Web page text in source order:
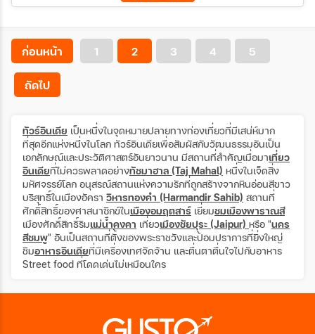
ก่อนหน้า 1 2 3 4 5
ถัดไป
ทัวร์อินเดีย เป็นหนึ่งในจุดหมายปลายทางท่องเที่ยวที่มีเสน่ห์มาก
ที่สุดอีกแห่งหนึ่งในโลก ทัวร์อินเดียเพื่อสัมผัสกับวัฒนธรรมอันเป็น
เอกลักษณ์และประวัติศาสตร์อันยาวนาน มีสถานที่สำคัญเมื่อมาเที่ยว
อินเดียที่ไม่ควรพลาดอย่างทัชมาฮาล (Taj Mahal) หนึ่งในเจ็ดสิ่ง
มหัศจรรย์โลก อนุสรณ์สถานแห่งความรักที่ถูกสร้างจากหินอ่อนสีขาว
บริสุทธิ์ในเมืองอัครา วิหารทองคำ (Harmandir Sahib) สถานที่
ศักดิ์สิทธิ์ของศาสนาซิกข์ในเมืองอมฤตสาร์ เยี่ยมชมเมืองพาราณสี
เมืองศักดิ์สิทธิ์ริมแม่น้ำคงคา เที่ยวเมืองชัยปุระ (Jaipur) หรือ "นคร
สีชมพู" อันเป็นสถานที่ตั้งของพระราชวังและป้อมปราการที่ยิ่งใหญ่
ชิมอาหารอินเดียที่มีเครื่องเทศจัดจ้าน และตื่นตาตื่นใจไปกับอาหาร
Street food ที่โดดเด่นไม่เหมือนใคร